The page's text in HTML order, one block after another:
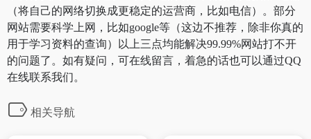
（将自己的网络切换成更稳定的运营商，比如电信）。部分
网站需要科学上网，比如google等（这边不推荐，除非你真的
用于学习资料的查询）以上三点均能解决99.99%网站打不开
的问题了。如有疑问，可在线留言，着急的话也可以通过QQ
在线联系我们。
相关导航